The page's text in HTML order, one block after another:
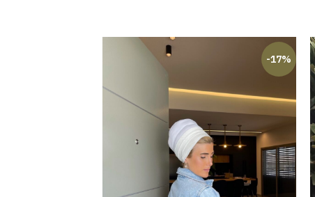
-17%